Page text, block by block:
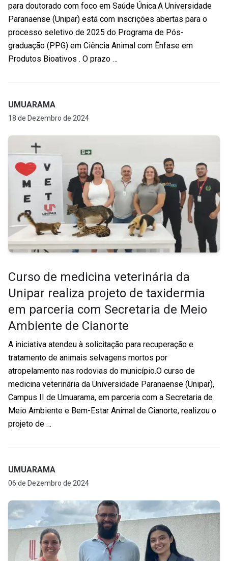
para doutorado com foco em Saúde Única.A Universidade
Paranaense (Unipar) está com inscrições abertas para o
processo seletivo de 2025 do Programa de Pós-
graduação (PPG) em Ciência Animal com Ênfase em
Produtos Bioativos . O prazo …
UMUARAMA
18 de Dezembro de 2024
Curso de medicina veterinária da
Unipar realiza projeto de taxidermia
em parceria com Secretaria de Meio
Ambiente de Cianorte
A iniciativa atendeu à solicitação para recuperação e
tratamento de animais selvagens mortos por
atropelamento nas rodovias do município.O curso de
medicina veterinária da Universidade Paranaense (Unipar),
Campus II de Umuarama, em parceria com a Secretaria de
Meio Ambiente e Bem-Estar Animal de Cianorte, realizou o
projeto de …
UMUARAMA
06 de Dezembro de 2024